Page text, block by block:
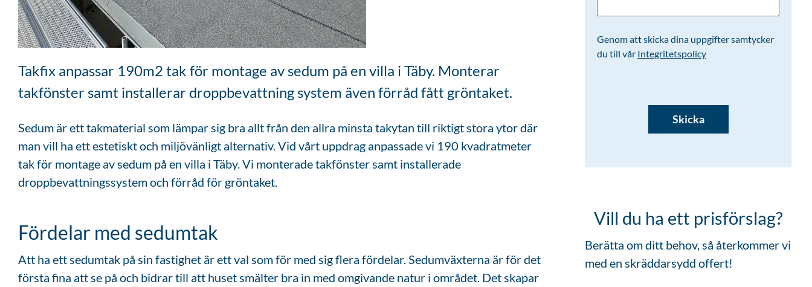
Takfix anpassar 190m2 tak för montage av sedum på en villa i Täby. Monterar
takfönster samt installerar droppbevattning system även förråd fått gröntaket.
Sedum är ett takmaterial som lämpar sig bra allt från den allra minsta takytan till riktigt stora ytor där
man vill ha ett estetiskt och miljövänligt alternativ. Vid vårt uppdrag anpassade vi 190 kvadratmeter
tak för montage av sedum på en villa i Täby. Vi monterade takfönster samt installerade
droppbevattningssystem och förråd för gröntaket.
Fördelar med sedumtak
Att ha ett sedumtak på sin fastighet är ett val som för med sig flera fördelar. Sedumväxterna är för det
första fina att se på och bidrar till att huset smälter bra in med omgivande natur i området. Det skapar
Genom att skicka dina uppgifter samtycker
du till vår Integritetspolicy
Vill du ha ett prisförslag?
Berätta om ditt behov, så återkommer vi
med en skräddarsydd offert!